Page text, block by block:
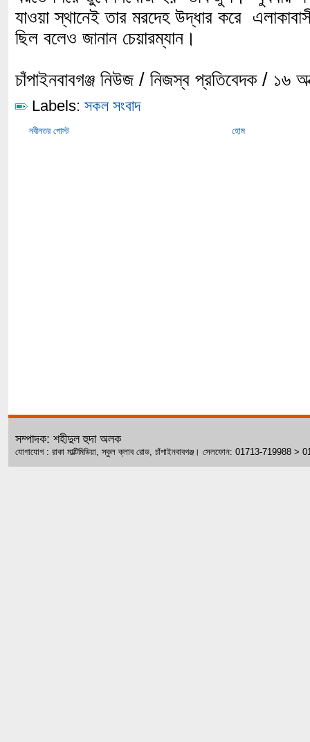
যাওয়া স্থানেই তার মরদেহ উদ্ধার করে
ছিল বলেও জানান চেয়ারম্যান।
চাঁপাইনবাবগঞ্জ নিউজ / নিজস্ব প্রতিবেদক / ১৬
Labels: সকল সংবাদ
নবীনতর পোস্ট হোম
সম্পাদক: শহীদুল হুদা অলক
যোগাযোগ : রাকা মাল্টিমিডিয়া, স্কুল ক্লাব রোড, চাঁপাইনবাবগঞ্জ। সেলফোন: 01713-